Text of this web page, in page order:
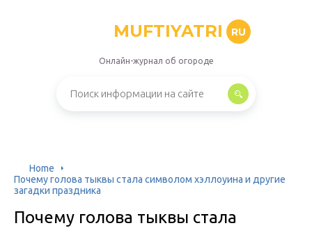
MUFTIYATRI RU
Онлайн-журнал об огороде
Home
Почему голова тыквы стала символом хэллоуина и другие
загадки праздника
Почему голова тыквы стала